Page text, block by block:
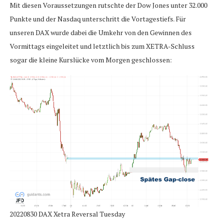
Mit diesen Voraussetzungen rutschte der Dow Jones unter 32.000
Punkte und der Nasdaq unterschritt die Vortagestiefs. Für
unseren DAX wurde dabei die Umkehr von den Gewinnen des
Vormittags eingeleitet und letztlich bis zum XETRA-Schluss
sogar die kleine Kurslücke vom Morgen geschlossen:
20220830 DAX Xetra Reversal Tuesday